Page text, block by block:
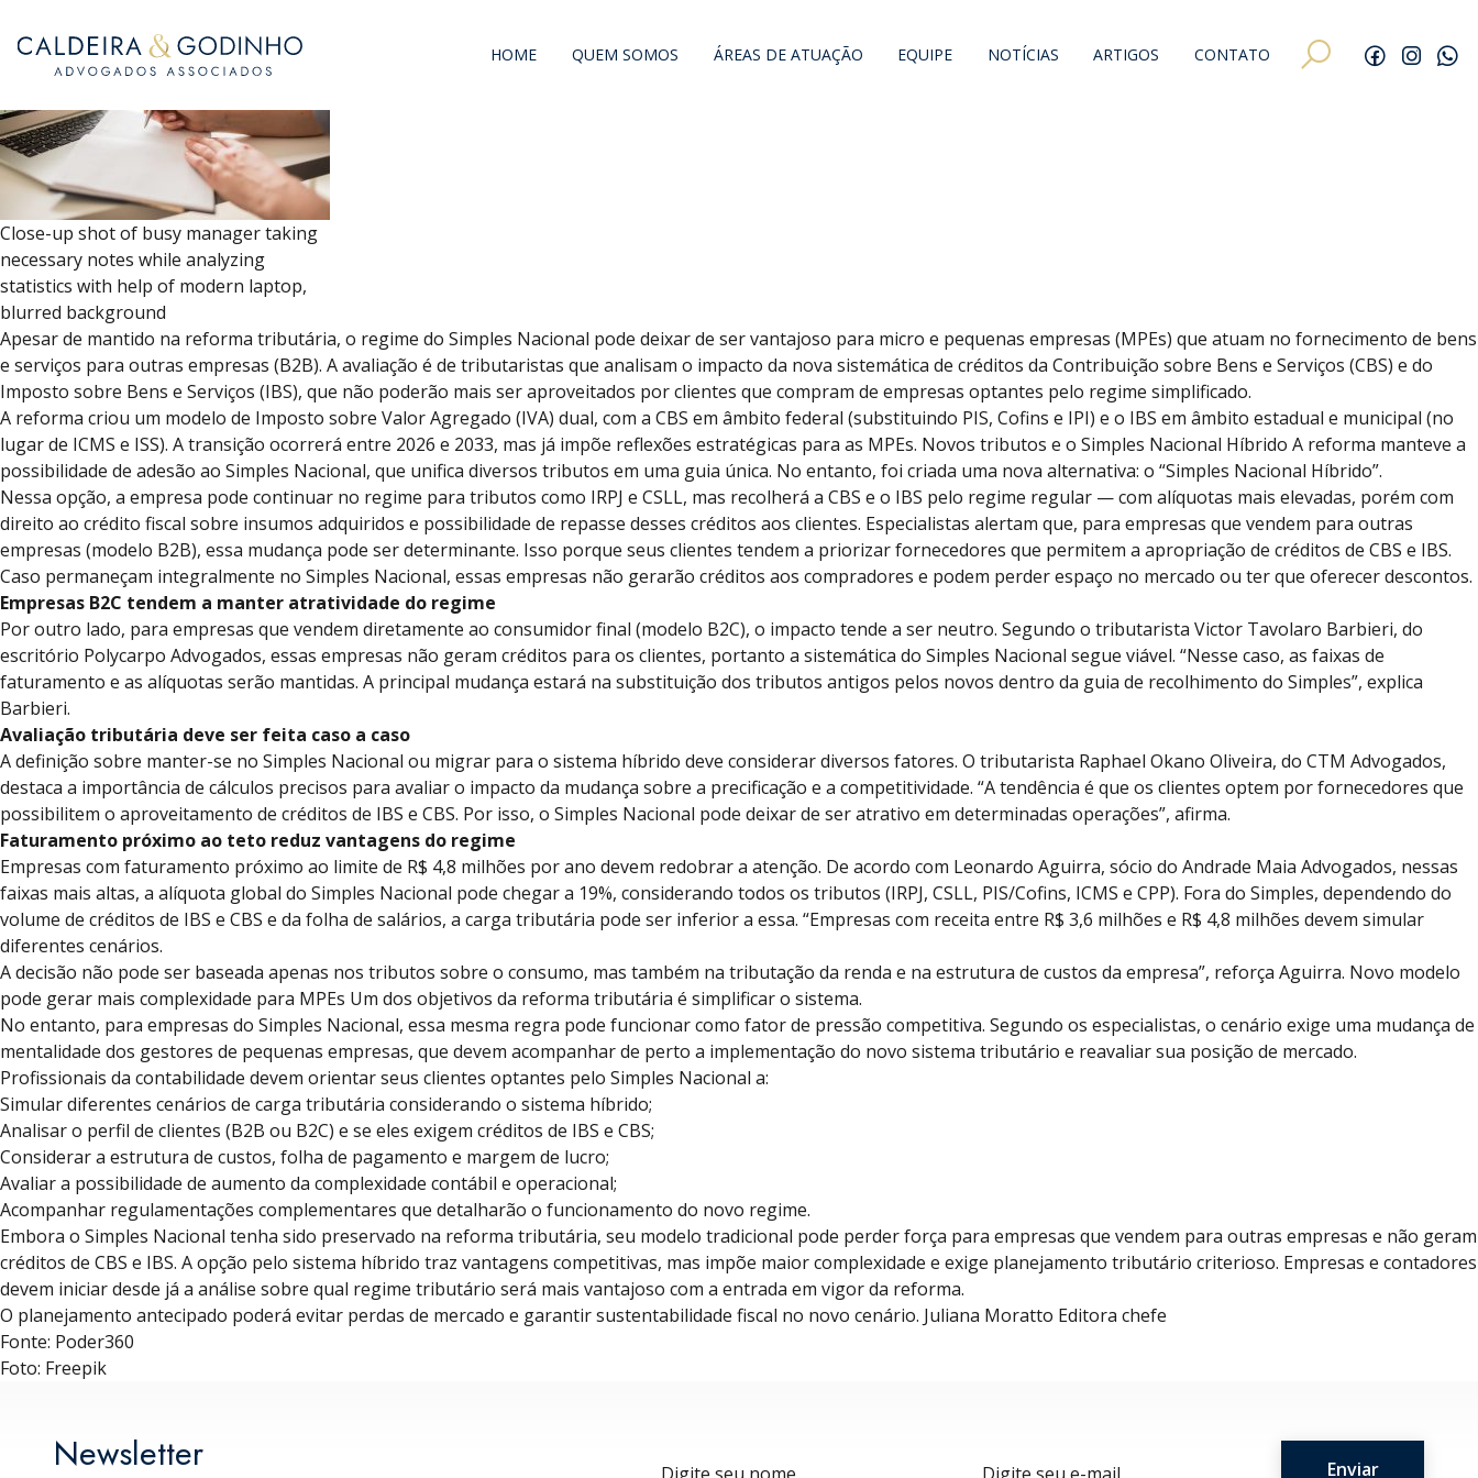
HOME QUEM SOMOS ÁREAS DE ATUAÇÃO EQUIPE NOTÍCIAS ARTIGOS CONTATO
Close-up shot of busy manager taking
necessary notes while analyzing
statistics with help of modern laptop,
blurred background
Apesar de mantido na reforma tributária, o regime do Simples Nacional pode deixar de ser vantajoso para micro e pequenas empresas (MPEs) que atuam no fornecimento de bens
e serviços para outras empresas (B2B). A avaliação é de tributaristas que analisam o impacto da nova sistemática de créditos da Contribuição sobre Bens e Serviços (CBS) e do
Imposto sobre Bens e Serviços (IBS), que não poderão mais ser aproveitados por clientes que compram de empresas optantes pelo regime simplificado.
A reforma criou um modelo de Imposto sobre Valor Agregado (IVA) dual, com a CBS em âmbito federal (substituindo PIS, Cofins e IPI) e o IBS em âmbito estadual e municipal (no
lugar de ICMS e ISS). A transição ocorrerá entre 2026 e 2033, mas já impõe reflexões estratégicas para as MPEs. Novos tributos e o Simples Nacional Híbrido A reforma manteve a
possibilidade de adesão ao Simples Nacional, que unifica diversos tributos em uma guia única. No entanto, foi criada uma nova alternativa: o “Simples Nacional Híbrido”.
Nessa opção, a empresa pode continuar no regime para tributos como IRPJ e CSLL, mas recolherá a CBS e o IBS pelo regime regular — com alíquotas mais elevadas, porém com
direito ao crédito fiscal sobre insumos adquiridos e possibilidade de repasse desses créditos aos clientes. Especialistas alertam que, para empresas que vendem para outras
empresas (modelo B2B), essa mudança pode ser determinante. Isso porque seus clientes tendem a priorizar fornecedores que permitem a apropriação de créditos de CBS e IBS.
Caso permaneçam integralmente no Simples Nacional, essas empresas não gerarão créditos aos compradores e podem perder espaço no mercado ou ter que oferecer descontos.
Empresas B2C tendem a manter atratividade do regime
Por outro lado, para empresas que vendem diretamente ao consumidor final (modelo B2C), o impacto tende a ser neutro. Segundo o tributarista Victor Tavolaro Barbieri, do
escritório Polycarpo Advogados, essas empresas não geram créditos para os clientes, portanto a sistemática do Simples Nacional segue viável. “Nesse caso, as faixas de
faturamento e as alíquotas serão mantidas. A principal mudança estará na substituição dos tributos antigos pelos novos dentro da guia de recolhimento do Simples”, explica
Barbieri.
Avaliação tributária deve ser feita caso a caso
A definição sobre manter-se no Simples Nacional ou migrar para o sistema híbrido deve considerar diversos fatores. O tributarista Raphael Okano Oliveira, do CTM Advogados,
destaca a importância de cálculos precisos para avaliar o impacto da mudança sobre a precificação e a competitividade. “A tendência é que os clientes optem por fornecedores que
possibilitem o aproveitamento de créditos de IBS e CBS. Por isso, o Simples Nacional pode deixar de ser atrativo em determinadas operações”, afirma.
Faturamento próximo ao teto reduz vantagens do regime
Empresas com faturamento próximo ao limite de R$ 4,8 milhões por ano devem redobrar a atenção. De acordo com Leonardo Aguirra, sócio do Andrade Maia Advogados, nessas
faixas mais altas, a alíquota global do Simples Nacional pode chegar a 19%, considerando todos os tributos (IRPJ, CSLL, PIS/Cofins, ICMS e CPP). Fora do Simples, dependendo do
volume de créditos de IBS e CBS e da folha de salários, a carga tributária pode ser inferior a essa. “Empresas com receita entre R$ 3,6 milhões e R$ 4,8 milhões devem simular
diferentes cenários.
A decisão não pode ser baseada apenas nos tributos sobre o consumo, mas também na tributação da renda e na estrutura de custos da empresa”, reforça Aguirra. Novo modelo
pode gerar mais complexidade para MPEs Um dos objetivos da reforma tributária é simplificar o sistema.
No entanto, para empresas do Simples Nacional, essa mesma regra pode funcionar como fator de pressão competitiva. Segundo os especialistas, o cenário exige uma mudança de
mentalidade dos gestores de pequenas empresas, que devem acompanhar de perto a implementação do novo sistema tributário e reavaliar sua posição de mercado.
Profissionais da contabilidade devem orientar seus clientes optantes pelo Simples Nacional a:
Simular diferentes cenários de carga tributária considerando o sistema híbrido;
Analisar o perfil de clientes (B2B ou B2C) e se eles exigem créditos de IBS e CBS;
Considerar a estrutura de custos, folha de pagamento e margem de lucro;
Avaliar a possibilidade de aumento da complexidade contábil e operacional;
Acompanhar regulamentações complementares que detalharão o funcionamento do novo regime.
Embora o Simples Nacional tenha sido preservado na reforma tributária, seu modelo tradicional pode perder força para empresas que vendem para outras empresas e não geram
créditos de CBS e IBS. A opção pelo sistema híbrido traz vantagens competitivas, mas impõe maior complexidade e exige planejamento tributário criterioso. Empresas e contadores
devem iniciar desde já a análise sobre qual regime tributário será mais vantajoso com a entrada em vigor da reforma.
O planejamento antecipado poderá evitar perdas de mercado e garantir sustentabilidade fiscal no novo cenário. Juliana Moratto Editora chefe
Fonte: Poder360
Foto: Freepik
Newsletter